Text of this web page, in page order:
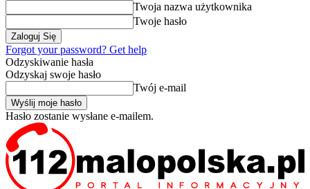
Twoja nazwa użytkownika
Twoje hasło
Forgot your password? Get help
Odzyskiwanie hasła
Odzyskaj swoje hasło
Twój e-mail
Hasło zostanie wysłane e-mailem.